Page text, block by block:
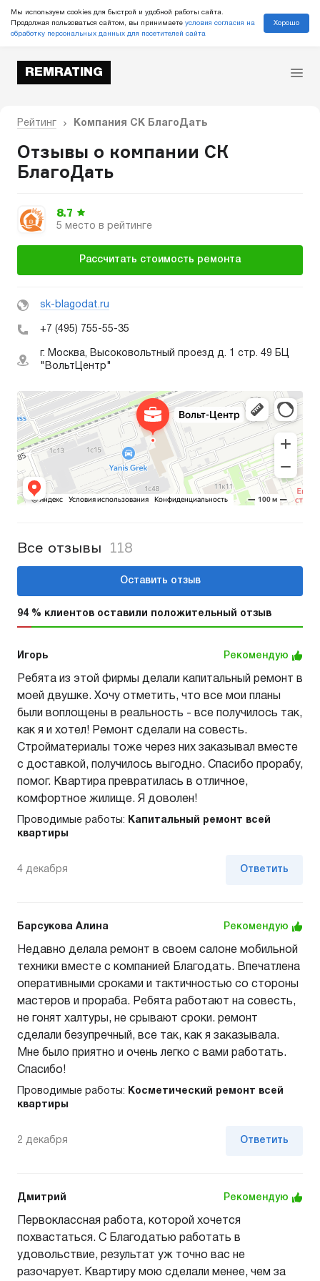
Мы используем cookies для быстрой и удобной работы сайта.
Продолжая пользоваться сайтом, вы принимаете условия согласия на
обработку персональных данных для посетителей сайта
Хорошо
REMRATING
Рейтинг Компания СК БлагоДать
Отзывы о компании СК
БлагоДать
8.7
5 место в рейтинге
Рассчитать стоимость ремонта
sk-blagodat.ru
+7 (495) 755-55-35
г. Москва, Высоковольтный проезд д. 1 стр. 49 БЦ
"ВольтЦентр"
Все отзывы 118
Оставить отзыв
94 % клиентов оставили положительный отзыв
Игорь Рекомендую
Ребята из этой фирмы делали капитальный ремонт в
моей двушке. Хочу отметить, что все мои планы
были воплощены в реальность - все получилось так,
как я и хотел! Ремонт сделали на совесть.
Стройматериалы тоже через них заказывал вместе
с доставкой, получилось выгодно. Спасибо прорабу,
помог. Квартира превратилась в отличное,
комфортное жилище. Я доволен!
Проводимые работы:
Капитальный ремонт всей
квартиры
4 декабря Ответить
Барсукова Алина Рекомендую
Недавно делала ремонт в своем салоне мобильной
техники вместе с компанией Благодать. Впечатлена
оперативными сроками и тактичностью со стороны
мастеров и прораба. Ребята работают на совесть,
не гонят халтуры, не срывают сроки. ремонт
сделали безупречный, все так, как я заказывала.
Мне было приятно и очень легко с вами работать.
Спасибо!
Проводимые работы:
Косметический ремонт всей
квартиры
2 декабря Ответить
Дмитрий Рекомендую
Первоклассная работа, которой хочется
похвастаться. С Благодатью работать в
удовольствие, результат уж точно вас не
разочарует. Квартиру мою сделали менее, чем за